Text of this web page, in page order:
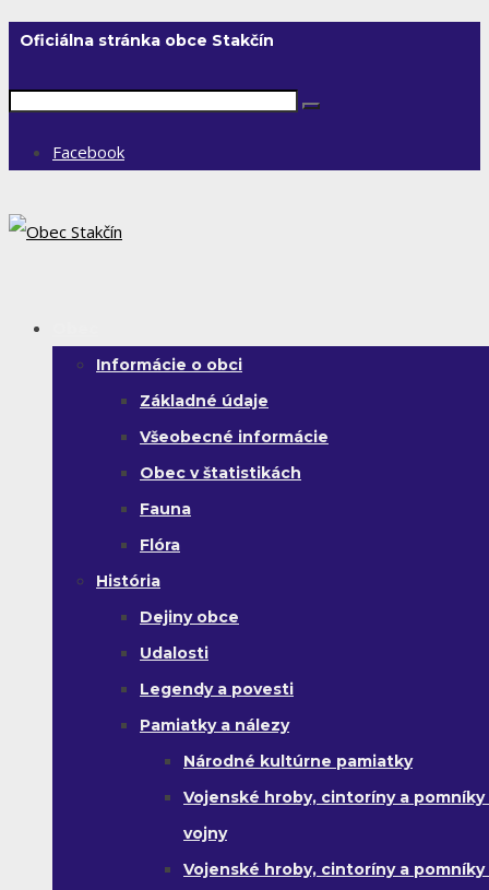
Oficiálna stránka obce Stakčín
Facebook
Informácie o obci
Základné údaje
Všeobecné informácie
Obec v štatistikách
Fauna
Flóra
História
Dejiny obce
Udalosti
Legendy a povesti
Pamiatky a nálezy
Národné kultúrne pamiatky
Vojenské hroby, cintoríny a pomníky
vojny
Vojenské hroby, cintoríny a pomníky